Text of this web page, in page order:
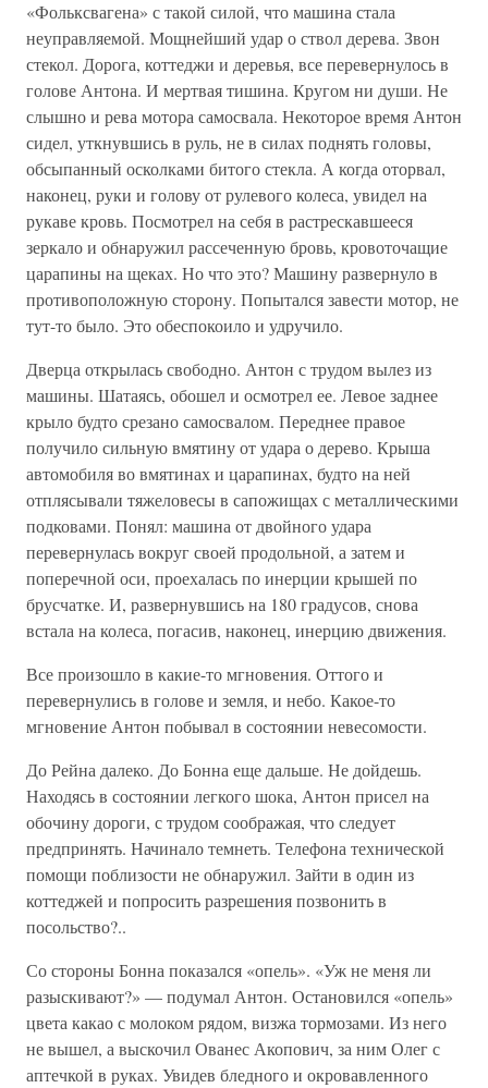
«Фольксвагена» с такой силой, что машина стала
неуправляемой. Мощнейший удар о ствол дерева. Звон
стекол. Дорога, коттеджи и деревья, все перевернулось в
голове Антона. И мертвая тишина. Кругом ни души. Не
слышно и рева мотора самосвала. Некоторое время Антон
сидел, уткнувшись в руль, не в силах поднять головы,
обсыпанный осколками битого стекла. А когда оторвал,
наконец, руки и голову от рулевого колеса, увидел на
рукаве кровь. Посмотрел на себя в растрескавшееся
зеркало и обнаружил рассеченную бровь, кровоточащие
царапины на щеках. Но что это? Машину развернуло в
противоположную сторону. Попытался завести мотор, не
тут-то было. Это обеспокоило и удручило.
Дверца открылась свободно. Антон с трудом вылез из
машины. Шатаясь, обошел и осмотрел ее. Левое заднее
крыло будто срезано самосвалом. Переднее правое
получило сильную вмятину от удара о дерево. Крыша
автомобиля во вмятинах и царапинах, будто на ней
отплясывали тяжеловесы в сапожищах с металлическими
подковами. Понял: машина от двойного удара
перевернулась вокруг своей продольной, а затем и
поперечной оси, проехалась по инерции крышей по
брусчатке. И, развернувшись на 180 градусов, снова
встала на колеса, погасив, наконец, инерцию движения.
Все произошло в какие-то мгновения. Оттого и
перевернулись в голове и земля, и небо. Какое-то
мгновение Антон побывал в состоянии невесомости.
До Рейна далеко. До Бонна еще дальше. Не дойдешь.
Находясь в состоянии легкого шока, Антон присел на
обочину дороги, с трудом соображая, что следует
предпринять. Начинало темнеть. Телефона технической
помощи поблизости не обнаружил. Зайти в один из
коттеджей и попросить разрешения позвонить в
посольство?..
Со стороны Бонна показался «опель». «Уж не меня ли
разыскивают?» — подумал Антон. Остановился «опель»
цвета какао с молоком рядом, визжа тормозами. Из него
не вышел, а выскочил Ованес Акопович, за ним Олег с
аптечкой в руках. Увидев бледного и окровавленного